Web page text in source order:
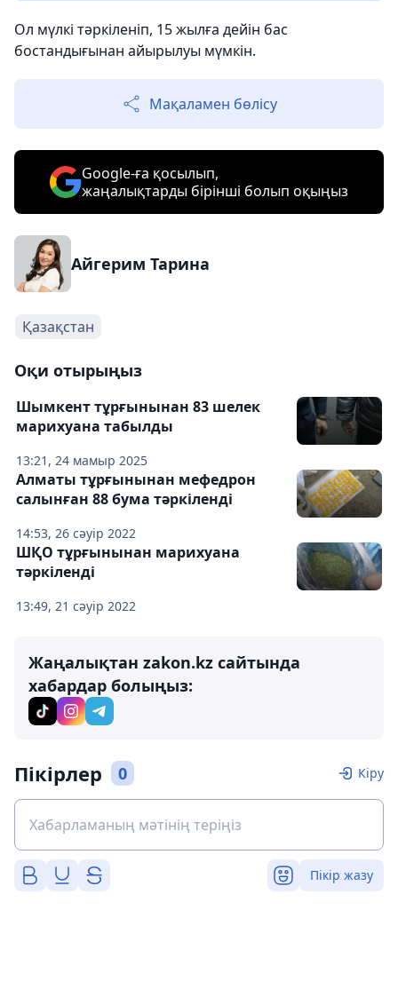
Ол мүлкі тәркіленіп, 15 жылға дейін бас
бостандығынан айырылуы мүмкін.
Мақаламен бөлісу
Google-ға қосылып,
жаңалықтарды бірінші болып оқыңыз
Айгерим Тарина
Қазақстан
Оқи отырыңыз
13:21, 24 мамыр 2025
Шымкент тұрғынынан 83 шелек
марихуана табылды
14:53, 26 сәуір 2022
Алматы тұрғынынан мефедрон
салынған 88 бума тәркіленді
13:49, 21 сәуір 2022
ШҚО тұрғынынан марихуана
тәркіленді
Жаңалықтан zakon.kz сайтында
хабардар болыңыз:
Пікірлер 0 Кіру
Пікір жазу